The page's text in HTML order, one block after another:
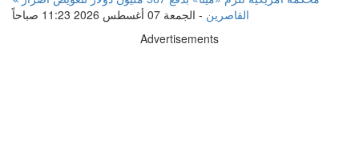
القاصرين - الجمعة 07 أغسطس 2026 11:23 صباحاً
Advertisements